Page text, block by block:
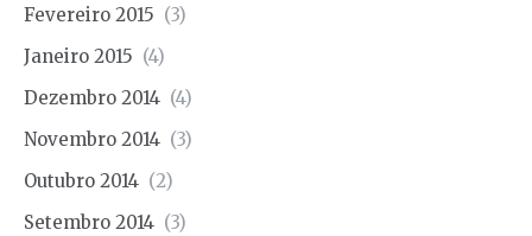
Fevereiro 2015 (3)
Janeiro 2015 (4)
Dezembro 2014 (4)
Novembro 2014 (3)
Outubro 2014 (2)
Setembro 2014 (3)